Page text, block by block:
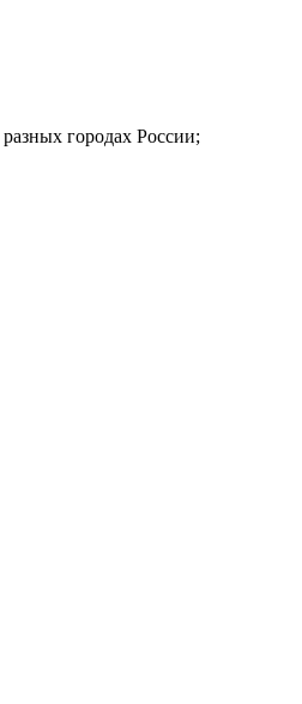
городах России;